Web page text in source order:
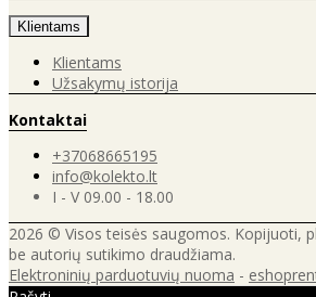
Klientams
Klientams
Užsakymų istorija
Kontaktai
+37068665195
info@kolekto.lt
I - V 09.00 - 18.00
2026 © Visos teisės saugomos. Kopijuoti,
be autorių sutikimo draudžiama.
Elektroninių parduotuvių nuoma -